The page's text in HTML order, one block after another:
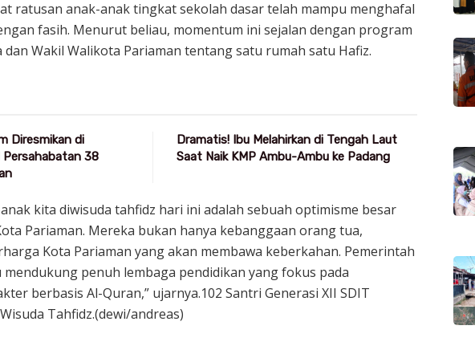
ratusan anak-anak tingkat sekolah dasar telah mampu menghafal
fasih. Menurut beliau, momentum ini sejalan dengan program
Wakil Walikota Pariaman tentang satu rumah satu Hafiz.
Diresmikan di
Persahabatan 38
Dramatis! Ibu Melahirkan di Tengah Laut
Saat Naik KMP Ambu-Ambu ke Padang
kita diwisuda tahfidz hari ini adalah sebuah optimisme besar
Pariaman. Mereka bukan hanya kebanggaan orang tua,
Kota Pariaman yang akan membawa keberkahan. Pemerintah
mendukung penuh lembaga pendidikan yang fokus pada
berbasis Al-Quran,” ujarnya.102 Santri Generasi XII SDIT
Tahfidz.(dewi/andreas)